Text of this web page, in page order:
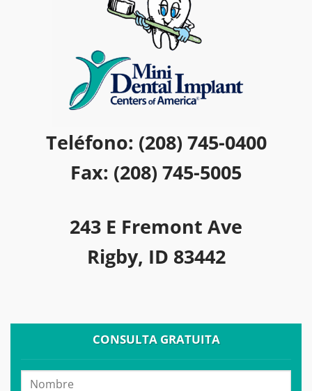
Teléfono: (208) 745-0400
Fax: (208) 745-5005
243 E Fremont Ave
Rigby, ID 83442
CONSULTA GRATUITA